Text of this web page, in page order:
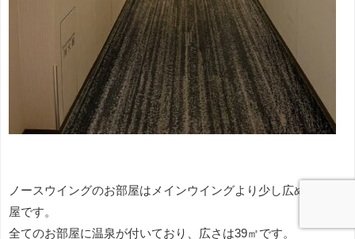
ノースウイングのお部屋はメインウイングより少し広めのお部
屋です。
全てのお部屋に温泉が付いており、広さは39㎡です。